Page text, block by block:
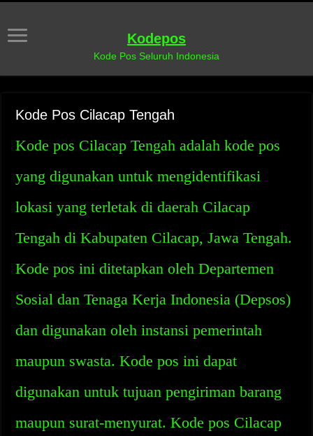
Kodepos
Kode Pos Seluruh Indonesia
Kode Pos Cilacap Tengah
Kode pos Cilacap Tengah adalah kode pos
yang digunakan untuk mengidentifikasi
lokasi yang terletak di daerah Cilacap
Tengah di Kabupaten Cilacap, Jawa Tengah.
Kode pos ini ditetapkan oleh Departemen
Sosial dan Tenaga Kerja Indonesia (Depsos)
dan digunakan oleh instansi pemerintah
maupun swasta. Kode pos ini dapat
digunakan untuk tujuan pengiriman barang
maupun surat-menyurat. Kode pos Cilacap